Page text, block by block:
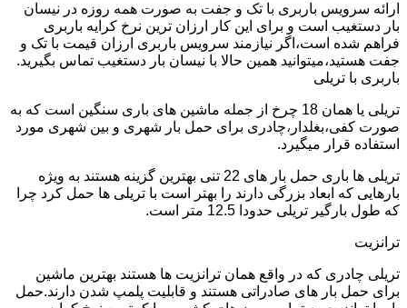
ارائه سرویس باربری با تک و جفت به صورت همه روزه در نیسان
بار دستغیب است و برای این کار ارزان ترین نرخ کرایه باربری
فراهم شده است،اگر نیازمند سرویس باربری ارزان قیمت با تک و
جفت هستید،میتوانید همین حالا با نیسان بار دستغیب تماس بگیرید.
باربری با تریلی
تریلی یا همان 18 چرخ از جمله ماشین های باری سنگین است که به
صورت کفی،بغلدار،چادری برای حمل بار شهری و بین شهری مورد
استفاده قرار میگیرد.
تریلی ها باری حمل بار های 22 تنی بهترین گزینه هستند به ویژه
بارهایی که ابعاد بزرگی دارند را بهتر است با تریلی ها حمل کرد چرا
که طول بارگیر تریلی حدودا 12.5 متر است.
ترانزیت
تریلی چادری که در واقع همان ترانزیت ها هستند بهترین ماشین
برای حمل بار های صادراتی هستند و قابلیت پلمپ شدن دارند.حمل